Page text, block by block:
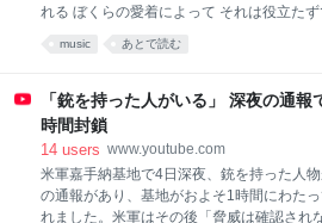
れる ぼくらの愛着によって それは役立た
った ぼくらの最新テクノロジーに注がれる
何も聴こえない みんなで地底に住んでる
SONIC 2026 にジャミロクワイが登場！9
る日本公演を記念して、「ヴ ァーチャル・
ィ」「コズミック・ガール」「キャンド・
サイト：
https://www.sonymusic.co.jp/artist/
music あとで読む
「銃を持った人がいる」 深夜の通
時間封鎖
14 users www.youtube.com
米軍嘉手納基地で4日深夜、銃を持った人物
の通報があり、基地がおよそ1時間にわた
れました。米軍はその後「脅威は確認され